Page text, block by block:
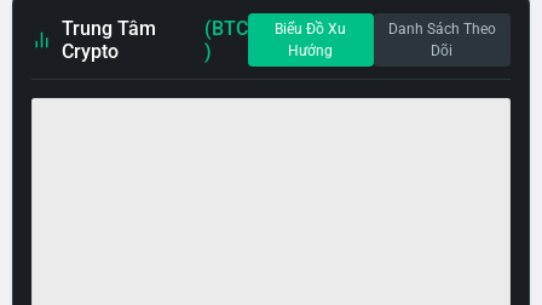
Trung Tâm
Crypto
(BTC
)
Biểu Đồ Xu
Hướng
Danh Sách Theo
Dõi